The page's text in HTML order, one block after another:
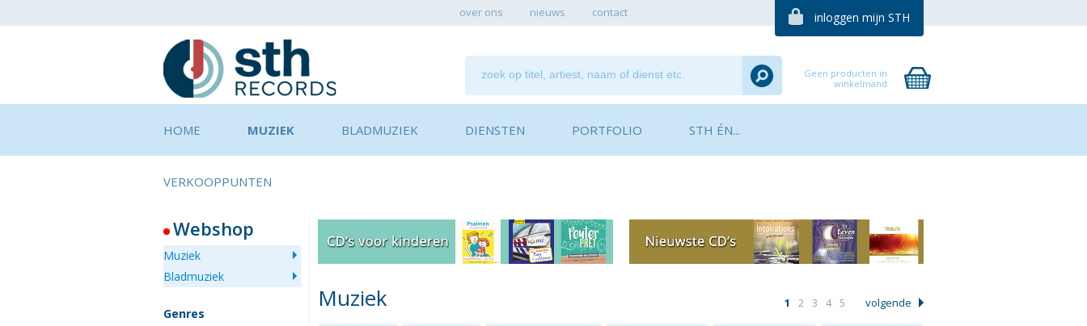
over ons nieuws contact inloggen mijn STH
Geen producten in
winkelmand
HOME MUZIEK BLADMUZIEK DIENSTEN PORTFOLIO STH ÉN...
VERKOOPPUNTEN
Webshop
Muziek
Bladmuziek
Genres
Muziek 1 2 3 4 5 volgende